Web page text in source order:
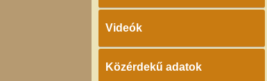
Videók
Közérdekű adatok